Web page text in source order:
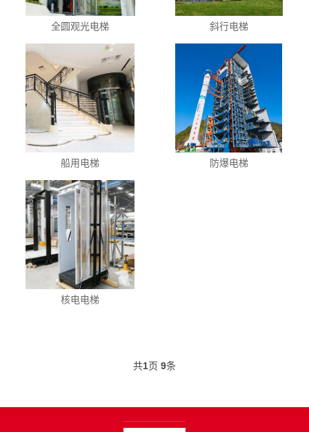
全圆观光电梯 斜行电梯
船用电梯 防爆电梯
核电电梯
共1页 9条